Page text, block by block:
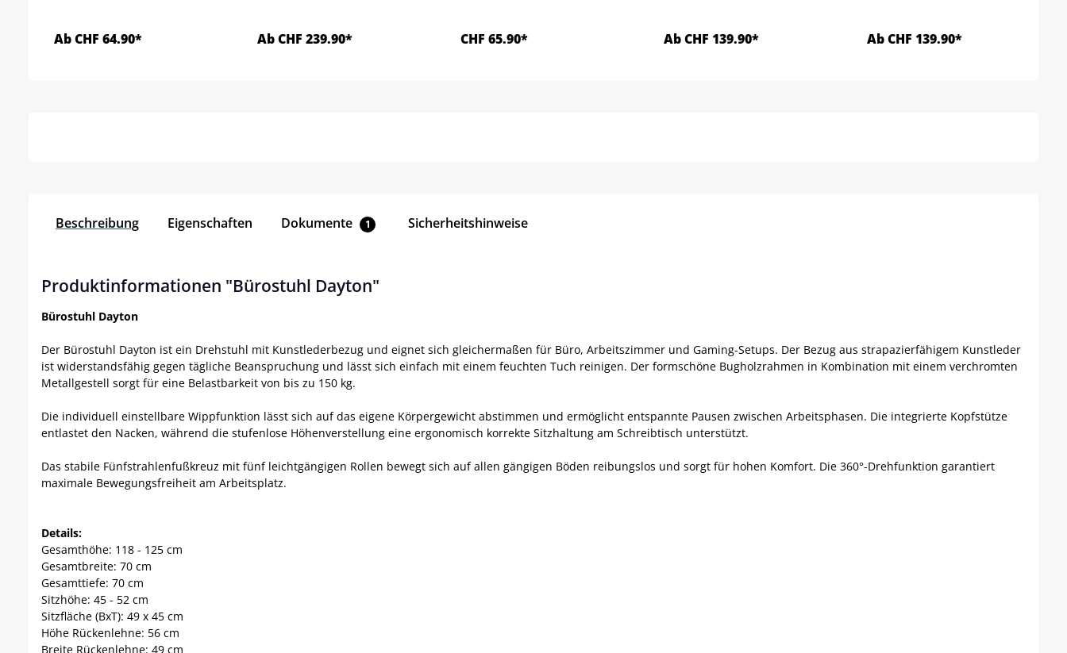
Ab CHF 64.90* Ab CHF 239.90* CHF 65.90* Ab CHF 139.90* Ab CHF 139.90*
Beschreibung Eigenschaften Dokumente 1 Sicherheitshinweise
Produktinformationen "Bürostuhl Dayton"
Bürostuhl Dayton
Der Bürostuhl Dayton ist ein Drehstuhl mit Kunstlederbezug und eignet sich gleichermaßen für Büro, Arbeitszimmer und Gaming-Setups. Der Bezug aus strapazierfähigem Kunstleder
ist widerstandsfähig gegen tägliche Beanspruchung und lässt sich einfach mit einem feuchten Tuch reinigen. Der formschöne Bugholzrahmen in Kombination mit einem verchromten
Metallgestell sorgt für eine Belastbarkeit von bis zu 150 kg.
Die individuell einstellbare Wippfunktion lässt sich auf das eigene Körpergewicht abstimmen und ermöglicht entspannte Pausen zwischen Arbeitsphasen. Die integrierte Kopfstütze
entlastet den Nacken, während die stufenlose Höhenverstellung eine ergonomisch korrekte Sitzhaltung am Schreibtisch unterstützt.
Das stabile Fünfstrahlenfußkreuz mit fünf leichtgängigen Rollen bewegt sich auf allen gängigen Böden reibungslos und sorgt für hohen Komfort. Die 360°-Drehfunktion garantiert
maximale Bewegungsfreiheit am Arbeitsplatz.
Details:
Gesamthöhe: 118 - 125 cm
Gesamtbreite: 70 cm
Gesamttiefe: 70 cm
Sitzhöhe: 45 - 52 cm
Sitzfläche (BxT): 49 x 45 cm
Höhe Rückenlehne: 56 cm
Breite Rückenlehne: 49 cm